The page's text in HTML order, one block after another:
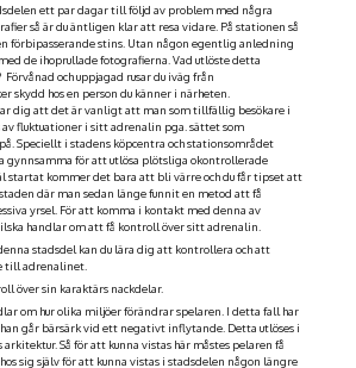
ett par dagar till följd av problem med några
så är du äntligen klar att resa vidare. På stationen så
förbipasserande stins. Utan någon egentlig anledning
de ihoprullade fotografierna. Vad utlöste detta
och uppjagad rusar du iväg från
skydd hos en person du känner i närheten.
dig att det är vanligt att man som tillfällig besökare i
fluktuationer i sitt adrenalin pga. sättet som
Speciellt i stadens köpcentra och stationsområdet
gynnsamma för att utlösa plötsliga okontrollerade
startat kommer det bara att bli värre och du får tipset att
där man sedan länge funnit en metod att få
yrsel. För att komma i kontakt med denna av
handlar om att få kontroll över sitt adrenalin.
stadsdel kan du lära dig att kontrollera och att
till adrenalinet.
över sin karaktärs nackdelar.
om hur olika miljöer förändrar spelaren. I detta fall har
går bärsärk vid ett negativt inflytande. Detta utlöses i
Så för att kunna vistas här måstes pelaren få
sig själv för att kunna vistas i stadsdelen någon längre